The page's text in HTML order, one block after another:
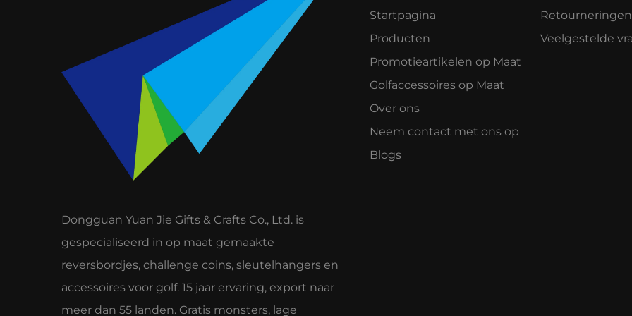
Dongguan Yuan Jie Gifts & Crafts Co., Ltd. is
gespecialiseerd in op maat gemaakte
reversbordjes, challenge coins, sleutelhangers en
accessoires voor golf. 15 jaar ervaring, export naar
meer dan 55 landen. Gratis monsters, lage
Startpagina
Producten
Promotieartikelen op Maat
Golfaccessoires op Maat
Over ons
Neem contact met ons op
Blogs
Retourneringen
Veelgestelde